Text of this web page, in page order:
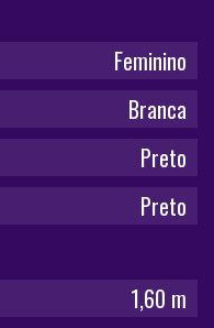
Feminino
Branca
Preto
Preto
1,60 m